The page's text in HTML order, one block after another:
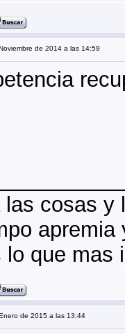
de 2014 a las 14:59
las cosas y
lo que mas
de 2015 a las 13:44